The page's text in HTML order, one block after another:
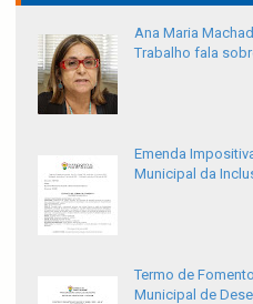
Ana Maria
Trabalho fala
Emenda
Municipal da
Termo de
Municipal de